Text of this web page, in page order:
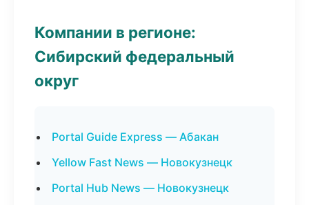
Компании в регионе:
Сибирский федеральный
округ
Portal Guide Express — Абакан
Yellow Fast News — Новокузнецк
Portal Hub News — Новокузнецк